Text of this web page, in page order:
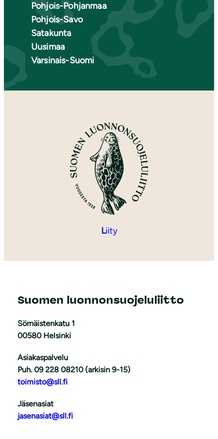
Pohjois-Pohjanmaa
Pohjois-Savo
Satakunta
Uusimaa
Varsinais-Suomi
Liity
Suomen luonnonsuojeluliitto
Sörnäistenkatu 1
00580 Helsinki
Asiakaspalvelu
Puh. 09 228 08210 (arkisin 9-15)
toimisto@sll.fi
Jäsenasiat
jasenasiat@sll.fi